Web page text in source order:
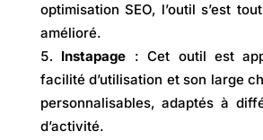
optimisation SEO, l’outil s’est
amélioré.
Instapage : Cet outil est
facilité d’utilisation et son large
personnalisables, adaptés à
d’activité.